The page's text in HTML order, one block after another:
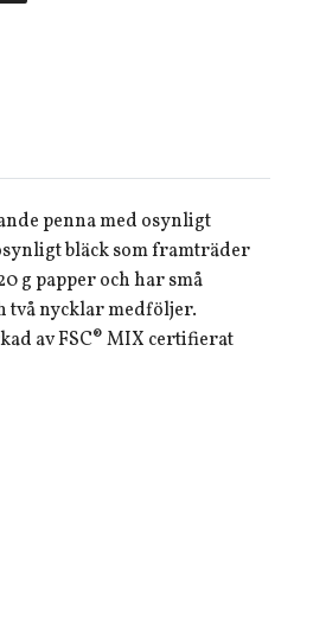
penna med osynligt
bläck som framträder
g papper och har små
två nycklar medföljer.
av FSC®️ MIX certifierat